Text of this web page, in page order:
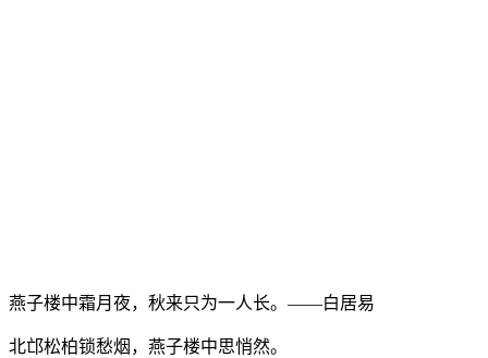
燕子楼中霜月夜，秋来只为一人长。——白居易
北邙松柏锁愁烟，燕子楼中思悄然。